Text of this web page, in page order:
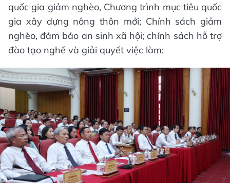
quốc gia giảm nghèo, Chương trình mục tiêu quốc
gia xây dựng nông thôn mới; Chính sách giảm
nghèo, đảm bảo an sinh xã hội; chính sách hỗ trợ
đào tạo nghề và giải quyết việc làm;